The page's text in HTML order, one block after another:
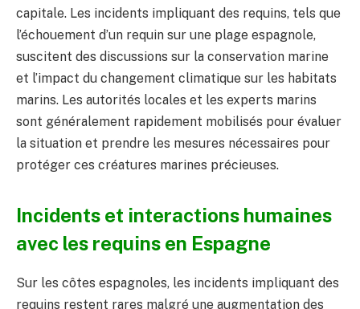
capitale. Les incidents impliquant des requins, tels que
l’échouement d’un requin sur une plage espagnole,
suscitent des discussions sur la conservation marine
et l’impact du changement climatique sur les habitats
marins. Les autorités locales et les experts marins
sont généralement rapidement mobilisés pour évaluer
la situation et prendre les mesures nécessaires pour
protéger ces créatures marines précieuses.
Incidents et interactions humaines
avec les requins en Espagne
Sur les côtes espagnoles, les incidents impliquant des
requins restent rares malgré une augmentation des